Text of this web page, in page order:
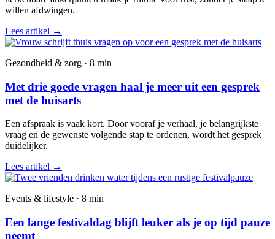
willen afdwingen.
Lees artikel →
Gezondheid & zorg · 8 min
Met drie goede vragen haal je meer uit een gesprek
met de huisarts
Een afspraak is vaak kort. Door vooraf je verhaal, je belangrijkste
vraag en de gewenste volgende stap te ordenen, wordt het gesprek
duidelijker.
Lees artikel →
Events & lifestyle · 8 min
Een lange festivaldag blijft leuker als je op tijd pauze
neemt